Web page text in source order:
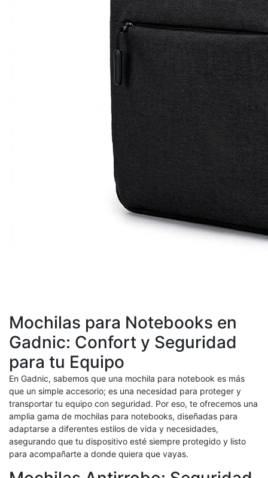
Mochilas para Notebooks en
Gadnic: Confort y Seguridad
para tu Equipo
En Gadnic, sabemos que una mochila para notebook es más
que un simple accesorio; es una necesidad para proteger y
transportar tu equipo con seguridad. Por eso, te ofrecemos una
amplia gama de mochilas para notebooks, diseñadas para
adaptarse a diferentes estilos de vida y necesidades,
asegurando que tu dispositivo esté siempre protegido y listo
para acompañarte a donde quiera que vayas.